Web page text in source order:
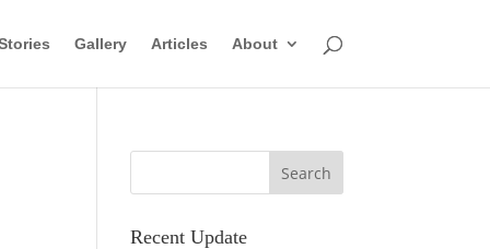
Gallery Articles About
Recent Update